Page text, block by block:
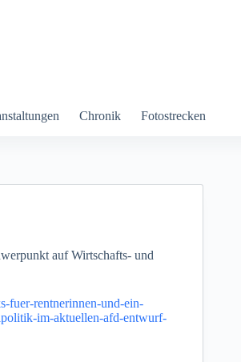
Chronik Fotostrecken
auf Wirtschafts- und
fuer-rentnerinnen-und-ein-
im-aktuellen-afd-entwurf-